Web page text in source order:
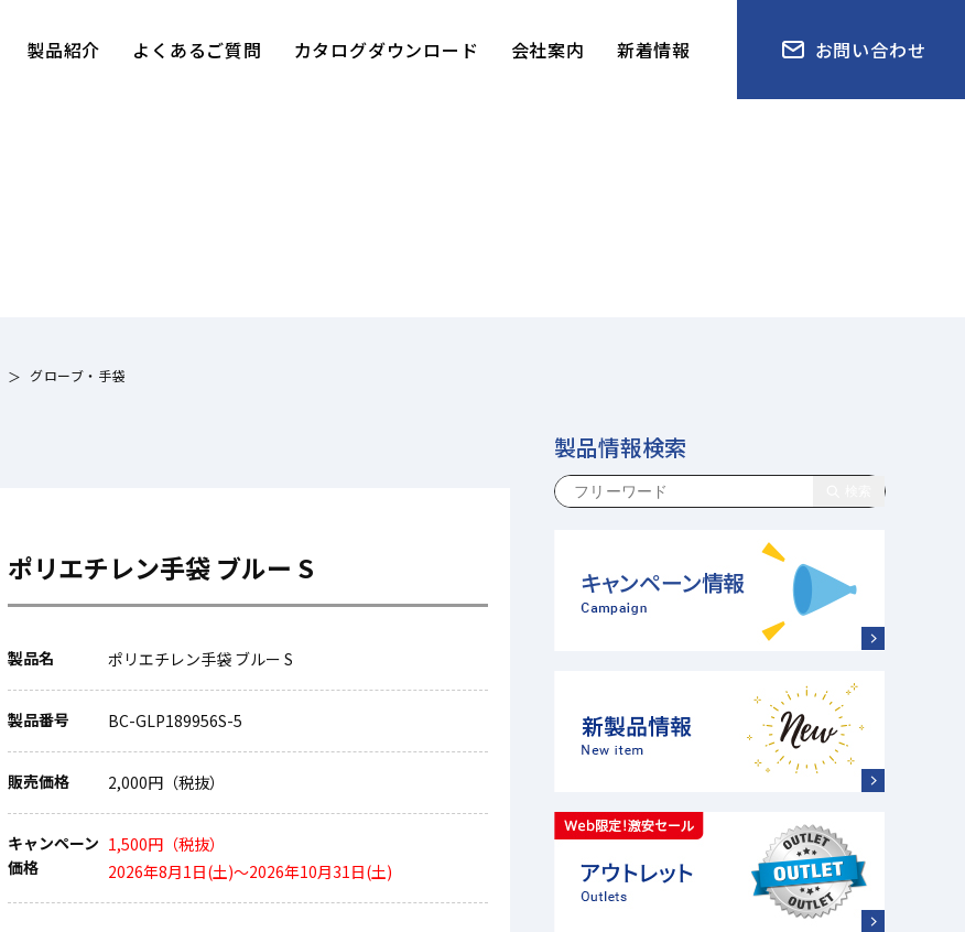
製品紹介 よくあるご質問 カタログダウンロード 会社案内 新着情報 お問い合わせ
グローブ・手袋
ポリエチレン手袋 ブルー S
製品名 ポリエチレン手袋 ブルー S
製品番号 BC-GLP189956S-5
販売価格 2,000円（税抜）
キャンペーン
価格
1,500円（税抜）
2026年8月1日(土)～2026年10月31日(土)
製品情報検索